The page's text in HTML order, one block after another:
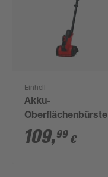
Einhell
Akku-
Oberflächenbürste
'PICOBELLA 18/
ohne Akku 18 V
109,99 €